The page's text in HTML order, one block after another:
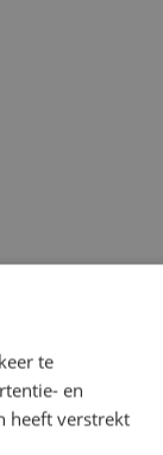
te
en
heeft verstrekt